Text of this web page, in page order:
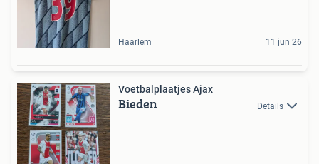
Haarlem 11 jun 26
Voetbalplaatjes Ajax
Bieden Details